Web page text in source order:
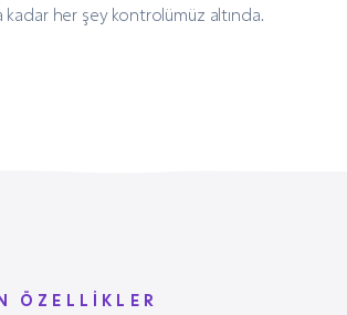
kadar her şey kontrolümüz altında.
ÖZELLİKLER